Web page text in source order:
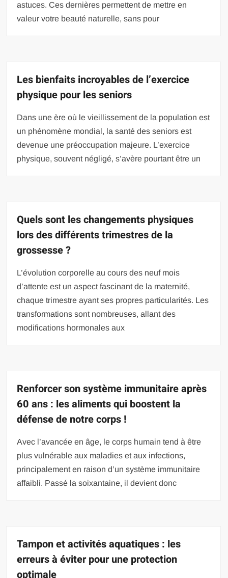
astuces. Ces dernières permettent de mettre en
valeur votre beauté naturelle, sans pour
Les bienfaits incroyables de l’exercice
physique pour les seniors
Dans une ère où le vieillissement de la population est
un phénomène mondial, la santé des seniors est
devenue une préoccupation majeure. L’exercice
physique, souvent négligé, s’avère pourtant être un
Quels sont les changements physiques
lors des différents trimestres de la
grossesse ?
L’évolution corporelle au cours des neuf mois
d’attente est un aspect fascinant de la maternité,
chaque trimestre ayant ses propres particularités. Les
transformations sont nombreuses, allant des
modifications hormonales aux
Renforcer son système immunitaire après
60 ans : les aliments qui boostent la
défense de notre corps !
Avec l’avancée en âge, le corps humain tend à être
plus vulnérable aux maladies et aux infections,
principalement en raison d’un système immunitaire
affaibli. Passé la soixantaine, il devient donc
Tampon et activités aquatiques : les
erreurs à éviter pour une protection
optimale